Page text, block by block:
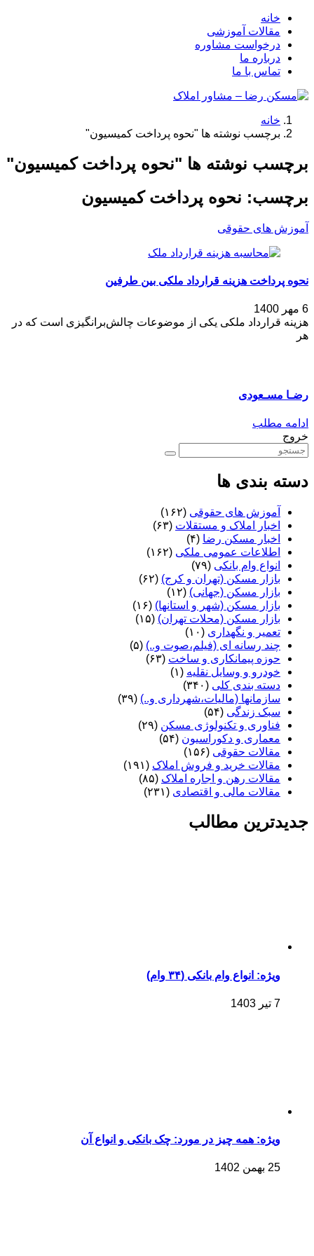
خانه
مقالات آموزشی
درخواست مشاوره
درباره ما
تماس با ما
خانه
برچسب نوشته ها "نحوه پرداخت کمیسیون"
برچسب نوشته ها "نحوه پرداخت کمیسیون"
برچسب: نحوه پرداخت کمیسیون
آموزش های حقوقی
نحوه پرداخت هزینه قرارداد ملکی بین طرفین
6 مهر 1400
هزینه قرارداد ملکی یکی از موضوعات چالش‌برانگیزی است که در
هر
رضـا مسـعودی
ادامه مطلب
خروج
دسته بندی ها
آموزش های حقوقی (۱۶۲)
اخبار املاک و مستقلات (۶۳)
اخبار مسکن رضا (۴)
اطلاعات عمومی ملکی (۱۶۲)
انواع وام بانکی (۷۹)
بازار مسکن (تهران و کرج) (۶۲)
بازار مسکن (جهانی) (۱۲)
بازار مسکن (شهر و استانها) (۱۶)
بازار مسکن (محلات تهران) (۱۵)
تعمیر و نگهداری (۱۰)
چند رسانه ای (فیلم،صوت و..) (۵)
حوزه پیمانکاری و ساخت (۶۳)
خودرو و وسایل نقلیه (۱)
دسته بندی کلی (۳۴۰)
سازمانها (مالیات،شهرداری و..) (۳۹)
سبک زندگی (۵۴)
فناوری و تکنولوژی مسکن (۲۹)
معماری و دکوراسیون (۵۴)
مقالات حقوقی (۱۵۶)
مقالات خرید و فروش املاک (۱۹۱)
مقالات رهن و اجاره املاک (۸۵)
مقالات مالی و اقتصادی (۲۳۱)
جدیدترین مطالب
ویژه: انواع وام بانکی (۳۴ وام)
7 تیر 1403
ویژه: همه چیز در مورد: چک بانکی و انواع آن
25 بهمن 1402